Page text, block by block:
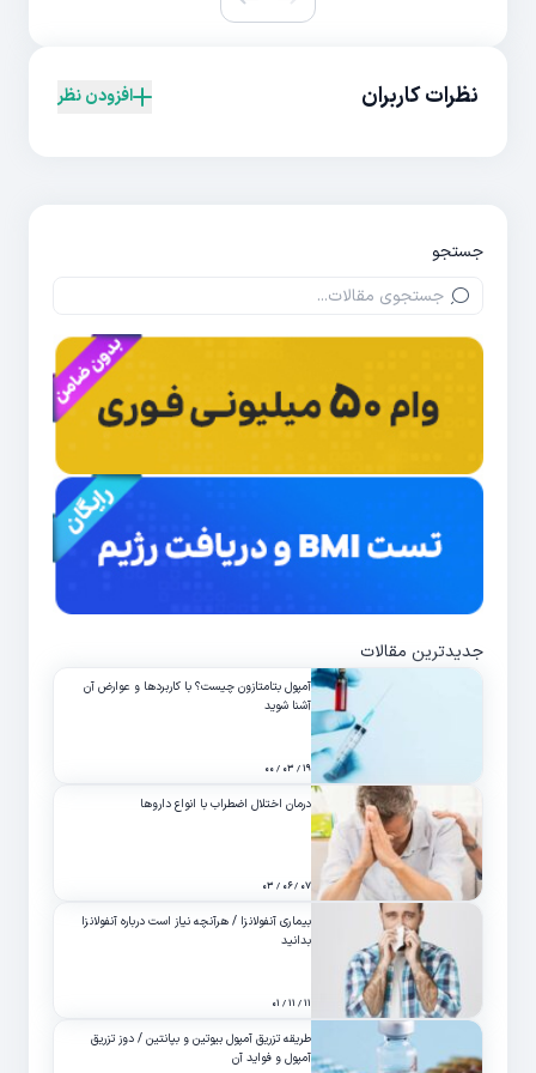
نظرات کاربران افزودن نظر
جستجو
جدیدترین مقالات
آمپول بتامتازون چیست؟ با کاربردها و عوارض آن
آشنا شوید
۱۹ / ۰۳ / ۰۰
درمان اختلال اضطراب با انواع داروها
۰۷ / ۰۶ / ۰۳
بیماری آنفولانزا / هرآنچه نیاز است درباره آنفولانزا
بدانید
۱۱ / ۱۱ / ۰۱
طریقه تزریق آمپول بیوتین و بپانتین / دوز تزریق
آمپول و فواید آن